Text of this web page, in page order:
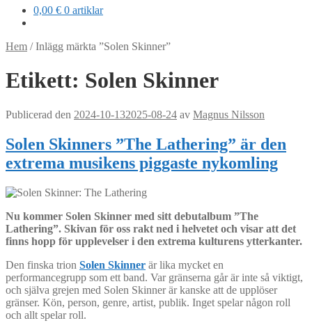
0,00 € 0 artiklar
Hem /Inlägg märkta ”Solen Skinner”
Etikett: Solen Skinner
Publicerad den 2024-10-132025-08-24 av Magnus Nilsson
Solen Skinners ”The Lathering” är den
extrema musikens piggaste nykomling
Nu kommer Solen Skinner med sitt debutalbum ”The
Lathering”. Skivan för oss rakt ned i helvetet och visar att det
finns hopp för upplevelser i den extrema kulturens ytterkanter.
Den finska trion Solen Skinner är lika mycket en
performancegrupp som ett band. Var gränserna går är inte så viktigt,
och själva grejen med Solen Skinner är kanske att de upplöser
gränser. Kön, person, genre, artist, publik. Inget spelar någon roll
och allt spelar roll.